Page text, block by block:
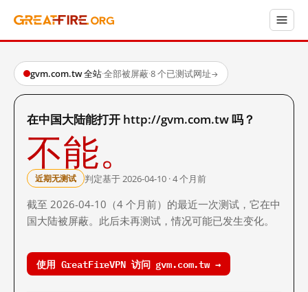
gvm.com.tw 全站·全部被屏蔽·8 个已测试网址→
在中国大陆能打开 http://gvm.com.tw 吗？
不能。
近期无测试 判定基于 2026-04-10 · 4 个月前
截至 2026-04-10（4 个月前）的最近一次测试，它在中
国大陆被屏蔽。此后未再测试，情况可能已发生变化。
使用 GreatFireVPN 访问 gvm.com.tw →